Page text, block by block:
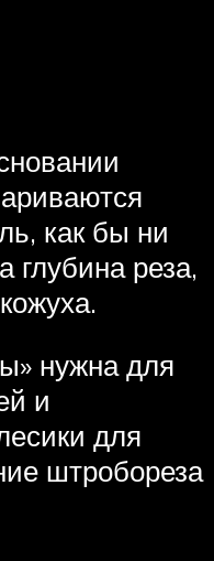
как бы ни
глубина реза,
нужна для
и
для
штробореза